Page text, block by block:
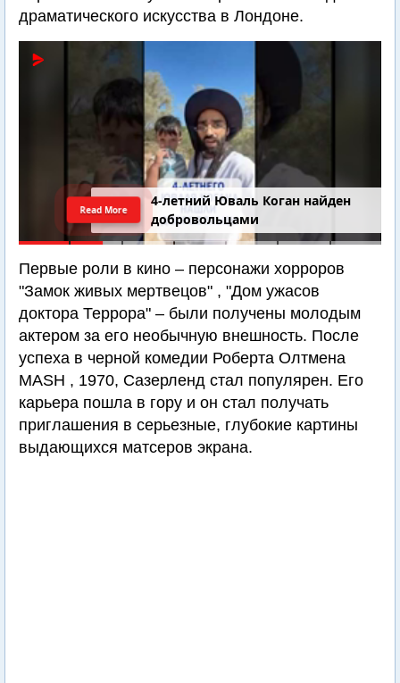
драматического искусства в Лондоне.
4-летний Юваль Коган найден
добровольцами
Read More
Первые роли в кино – персонажи хорроров
"Замок живых мертвецов" , "Дом ужасов
доктора Террора" – были получены молодым
актером за его необычную внешность. После
успеха в черной комедии Роберта Олтмена
MASH , 1970, Сазерленд стал популярен. Его
карьера пошла в гору и он стал получать
приглашения в серьезные, глубокие картины
выдающихся матсеров экрана.